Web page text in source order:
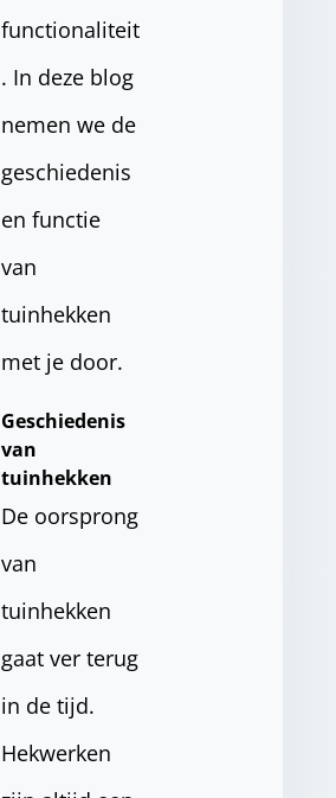
functionaliteit
. In deze blog
nemen we de
geschiedenis
en functie
van
tuinhekken
met je door.
Geschiedenis
van
tuinhekken
De oorsprong
van
tuinhekken
gaat ver terug
in de tijd.
Hekwerken